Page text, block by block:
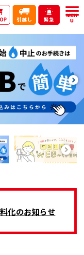
引越し 緊急
MEN
U
化のお知らせ